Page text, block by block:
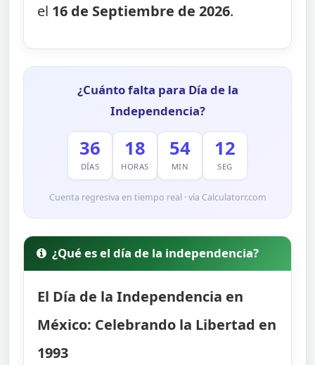
el 16 de Septiembre de 2026.
¿Cuánto falta para Día de la
Independencia?
36
DÍAS
18
HORAS
54
MIN
11
SEG
Cuenta regresiva en tiempo real · vía Calculatorr.com
¿Qué es el día de la independencia?
El Día de la Independencia en
México: Celebrando la Libertad en
1993